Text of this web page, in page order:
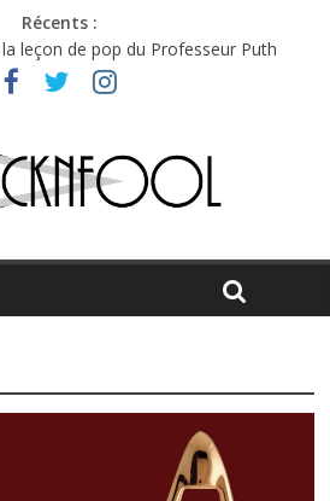
Récents :
la leçon de pop du Professeur Puth
festival de musique indépendant
et émotions en hausse
de choisir entre chaleur et bonne
Festival : entre bière, métal et